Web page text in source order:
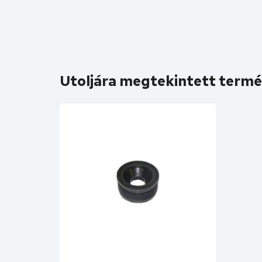
Utoljára megtekintett